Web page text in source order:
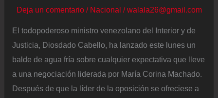
Deja un comentario / Nacional /walala26@gmail.com
El todopoderoso ministro venezolano del Interior y de
Justicia, Diosdado Cabello, ha lanzado este lunes un
balde de agua fría sobre cualquier expectativa que lleve
a una negociación liderada por María Corina Machado.
Después de que la líder de la oposición se ofreciese a